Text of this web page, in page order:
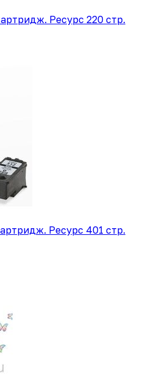
Ресурс 220 стр.
Ресурс 401 стр.